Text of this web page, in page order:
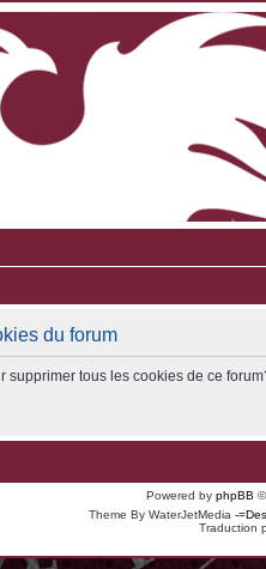
du forum
supprimer tous les cookies de ce
Powered by phpBB
Theme By WaterJetMedia -
Traduction